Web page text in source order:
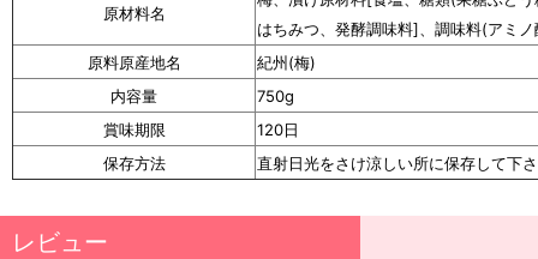
原材料名
はちみつ、発酵調味料]、調味料(アミ
原料原産地名
紀州(梅)
内容量
750g
賞味期限
120日
保存方法
直射日光をさけ涼しい所に保存して下
レビュー